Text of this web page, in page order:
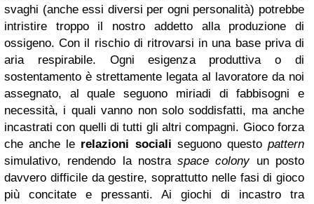
svaghi (anche essi diversi per ogni personalità) potrebbe
intristire troppo il nostro addetto alla produzione di
ossigeno. Con il rischio di ritrovarsi in una base priva di
aria respirabile. Ogni esigenza produttiva o di
sostentamento è strettamente legata al lavoratore da noi
assegnato, al quale seguono miriadi di fabbisogni e
necessità, i quali vanno non solo soddisfatti, ma anche
incastrati con quelli di tutti gli altri compagni. Gioco forza
che anche le relazioni sociali seguono questopattern
simulativo, rendendo la nostraspace colonyun posto
davvero difficile da gestire, soprattutto nelle fasi di gioco
più concitate e pressanti. Ai giochi di incastro tra